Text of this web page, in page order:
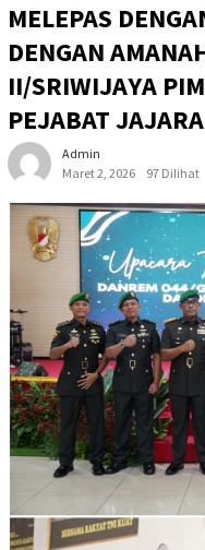
MELEPAS
DENGAN
II/SRIWIJAYA
PEJABAT
Admin
Maret 2, 2026
97 Dilihat